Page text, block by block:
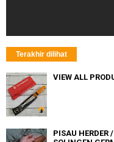
Terakhir dilihat
VIEW ALL
PISAU HERDER